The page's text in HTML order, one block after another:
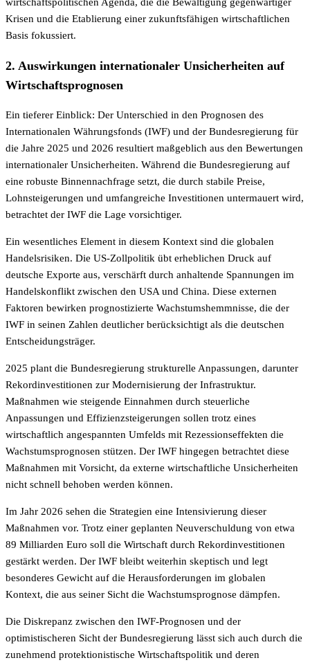
Krisen und die Etablierung einer zukunftsfähigen wirtschaftlichen
Basis fokussiert.
2. Auswirkungen internationaler Unsicherheiten auf
Wirtschaftsprognosen
Ein tieferer Einblick: Der Unterschied in den Prognosen des
Internationalen Währungsfonds (IWF) und der Bundesregierung für
die Jahre 2025 und 2026 resultiert maßgeblich aus den Bewertungen
internationaler Unsicherheiten. Während die Bundesregierung auf
eine robuste Binnennachfrage setzt, die durch stabile Preise,
Lohnsteigerungen und umfangreiche Investitionen untermauert wird,
betrachtet der IWF die Lage vorsichtiger.
Ein wesentliches Element in diesem Kontext sind die globalen
Handelsrisiken. Die US-Zollpolitik übt erheblichen Druck auf
deutsche Exporte aus, verschärft durch anhaltende Spannungen im
Handelskonflikt zwischen den USA und China. Diese externen
Faktoren bewirken prognostizierte Wachstumshemmnisse, die der
IWF in seinen Zahlen deutlicher berücksichtigt als die deutschen
Entscheidungsträger.
2025 plant die Bundesregierung strukturelle Anpassungen, darunter
Rekordinvestitionen zur Modernisierung der Infrastruktur.
Maßnahmen wie steigende Einnahmen durch steuerliche
Anpassungen und Effizienzsteigerungen sollen trotz eines
wirtschaftlich angespannten Umfelds mit Rezessionseffekten die
Wachstumsprognosen stützen. Der IWF hingegen betrachtet diese
Maßnahmen mit Vorsicht, da externe wirtschaftliche Unsicherheiten
nicht schnell behoben werden können.
Im Jahr 2026 sehen die Strategien eine Intensivierung dieser
Maßnahmen vor. Trotz einer geplanten Neuverschuldung von etwa
89 Milliarden Euro soll die Wirtschaft durch Rekordinvestitionen
gestärkt werden. Der IWF bleibt weiterhin skeptisch und legt
besonderes Gewicht auf die Herausforderungen im globalen
Kontext, die aus seiner Sicht die Wachstumsprognose dämpfen.
Die Diskrepanz zwischen den IWF-Prognosen und der
optimistischeren Sicht der Bundesregierung lässt sich auch durch die
zunehmend protektionistische Wirtschaftspolitik und deren